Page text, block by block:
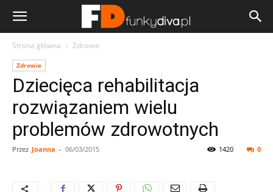
Strona główna Zdrowie
Zdrowie
Dziecięca rehabilitacja
rozwiązaniem wielu
problemów zdrowotnych
Przez Joanna - 06/03/2015 0
1420